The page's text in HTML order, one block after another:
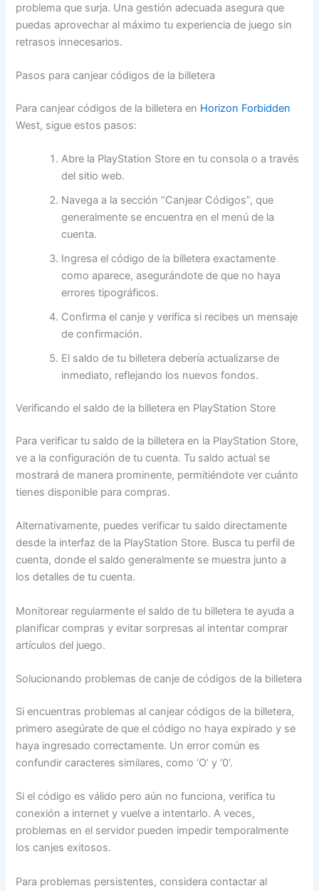
problema que surja. Una gestión adecuada asegura que
puedas aprovechar al máximo tu experiencia de juego sin
retrasos innecesarios.
Pasos para canjear códigos de la billetera
Para canjear códigos de la billetera en Horizon Forbidden
West, sigue estos pasos:
Abre la PlayStation Store en tu consola o a través
del sitio web.
Navega a la sección “Canjear Códigos”, que
generalmente se encuentra en el menú de la
cuenta.
Ingresa el código de la billetera exactamente
como aparece, asegurándote de que no haya
errores tipográficos.
Confirma el canje y verifica si recibes un mensaje
de confirmación.
El saldo de tu billetera debería actualizarse de
inmediato, reflejando los nuevos fondos.
Verificando el saldo de la billetera en PlayStation Store
Para verificar tu saldo de la billetera en la PlayStation Store,
ve a la configuración de tu cuenta. Tu saldo actual se
mostrará de manera prominente, permitiéndote ver cuánto
tienes disponible para compras.
Alternativamente, puedes verificar tu saldo directamente
desde la interfaz de la PlayStation Store. Busca tu perfil de
cuenta, donde el saldo generalmente se muestra junto a
los detalles de tu cuenta.
Monitorear regularmente el saldo de tu billetera te ayuda a
planificar compras y evitar sorpresas al intentar comprar
artículos del juego.
Solucionando problemas de canje de códigos de la billetera
Si encuentras problemas al canjear códigos de la billetera,
primero asegúrate de que el código no haya expirado y se
haya ingresado correctamente. Un error común es
confundir caracteres similares, como ‘O’ y ‘0’.
Si el código es válido pero aún no funciona, verifica tu
conexión a internet y vuelve a intentarlo. A veces,
problemas en el servidor pueden impedir temporalmente
los canjes exitosos.
Para problemas persistentes, considera contactar al